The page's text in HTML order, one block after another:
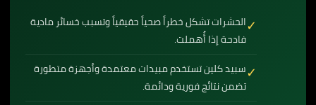
✓الحشرات تشكل خطراً صحياً حقيقياً وتسبب خسائر مادية
فادحة إذا أُهملت.
✓سبيد كلين تستخدم مبيدات معتمدة وأجهزة متطورة
تضمن نتائج فورية ودائمة.